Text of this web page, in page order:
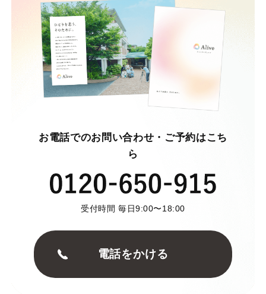
お電話でのお問い合わせ・ご予約はこち
ら
受付時間 毎日9:00〜18:00
電話をかける